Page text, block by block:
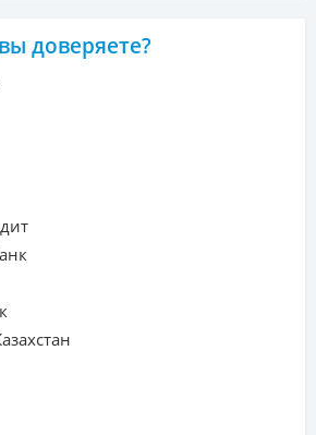
доверяете?